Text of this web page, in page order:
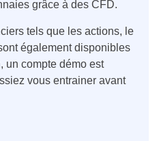
grâce à des CFD.
tels que les actions, le
également disponibles
un compte démo est
vous entrainer avant